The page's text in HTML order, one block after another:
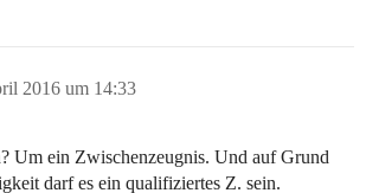
2016 um 14:33
Um ein Zwischenzeugnis. Und auf Grund
darf es ein qualifiziertes Z. sein.